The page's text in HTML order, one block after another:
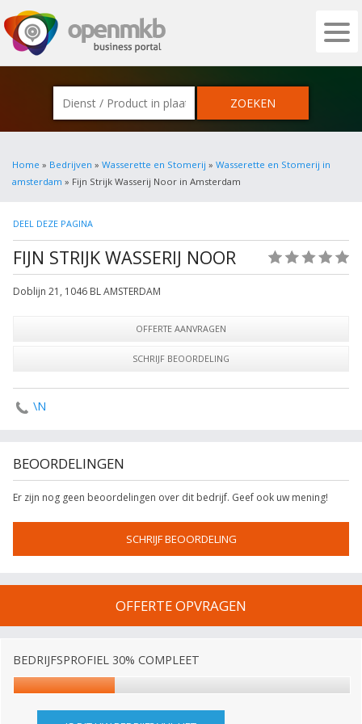
OPENMKB - DE ZAKELIJKE PORTAL
Home » Bedrijven » Wasserette en Stomerij » Wasserette en Stomerij in
amsterdam » Fijn Strijk Wasserij Noor in Amsterdam
DEEL DEZE PAGINA
FIJN STRIJK WASSERIJ NOOR
Doblijn 21 , 1046 BLAMSTERDAM
OFFERTE AANVRAGEN
SCHRIJF BEOORDELING
\N
BEOORDELINGEN
Er zijn nog geen beoordelingen over dit bedrijf. Geef ook uw mening!
SCHRIJF BEOORDELING
OFFERTE OPVRAGEN
BEDRIJFSPROFIEL 30% COMPLEET